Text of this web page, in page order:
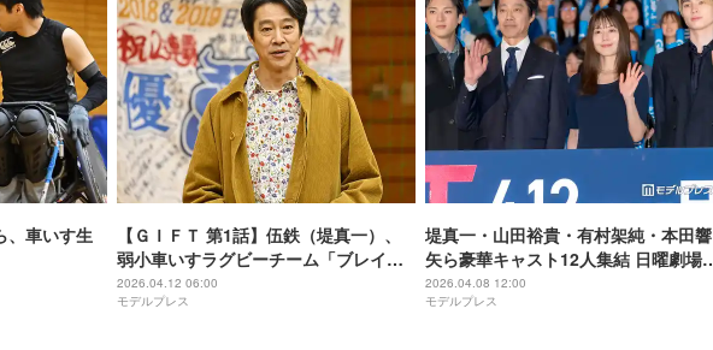
、車いす生
【ＧＩＦＴ 第1話】伍鉄（堤真一）、
弱小車いすラグビーチーム「ブレイズ
ブルズ」と出会う
2026.04.12 06:00
モデルプレス
堤真一・山田裕貴・有村架純・本田響
矢ら豪華キャスト12人集結 日曜劇場
「ＧＩＦＴ」撮影秘話明かす
2026.04.08 12:00
モデルプレス